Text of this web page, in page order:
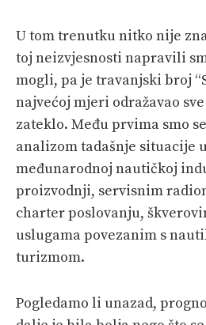
U tom trenutku nitko nije
toj neizvjesnosti napravili
mogli, pa je travanjski broj
najvećoj mjeri odražavao
zateklo. Među prvima smo
analizom tadašnje situacije
međunarodnoj nautičkoj
proizvodnji, servisnim
charter poslovanju,
uslugama povezanim s
turizmom.
Pogledamo li unazad,